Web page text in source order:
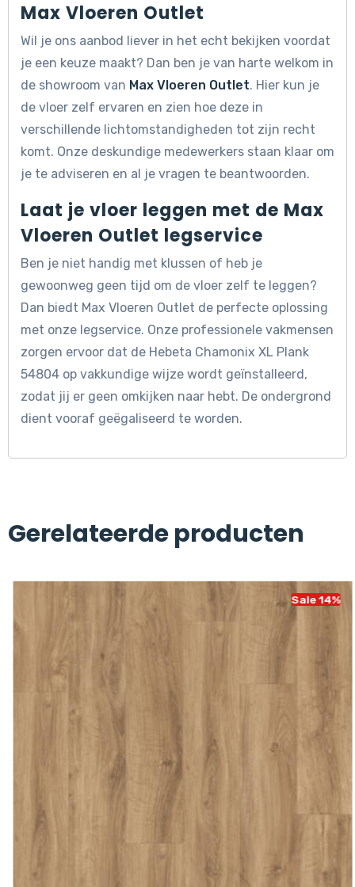
Max Vloeren Outlet
Wil je ons aanbod liever in het echt bekijken voordat
je een keuze maakt? Dan ben je van harte welkom in
de showroom van Max Vloeren Outlet. Hier kun je
de vloer zelf ervaren en zien hoe deze in
verschillende lichtomstandigheden tot zijn recht
komt. Onze deskundige medewerkers staan klaar om
je te adviseren en al je vragen te beantwoorden.
Laat je vloer leggen met de Max
Vloeren Outlet legservice
Ben je niet handig met klussen of heb je
gewoonweg geen tijd om de vloer zelf te leggen?
Dan biedt Max Vloeren Outlet de perfecte oplossing
met onze legservice. Onze professionele vakmensen
zorgen ervoor dat de Hebeta Chamonix XL Plank
54804 op vakkundige wijze wordt geïnstalleerd,
zodat jij er geen omkijken naar hebt. De ondergrond
dient vooraf geëgaliseerd te worden.
Gerelateerde producten
Sale 14%